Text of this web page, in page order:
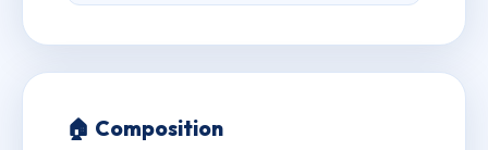
🏠 Composition